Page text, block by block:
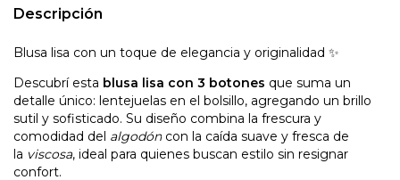
Descripción
Blusa lisa con un toque de elegancia y originalidad ✨
Descubrí esta blusa lisa con 3 botones que suma un
detalle único: lentejuelas en el bolsillo, agregando un brillo
sutil y sofisticado. Su diseño combina la frescura y
comodidad del algodón con la caída suave y fresca de
la viscosa, ideal para quienes buscan estilo sin resignar
confort.